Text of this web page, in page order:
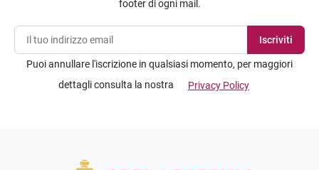
footer di ogni mail.
Puoi annullare l'iscrizione in qualsiasi momento, per maggiori
dettagli consulta la nostra
Privacy Policy